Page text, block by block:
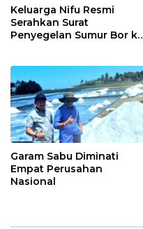
Keluarga Nifu Resmi
Serahkan Surat
Penyegelan Sumur Bor ke
Garam Sabu Diminati
Empat Perusahan
Nasional